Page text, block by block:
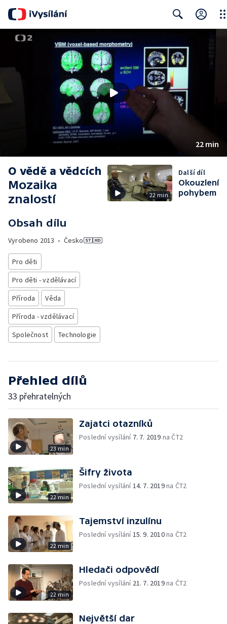
22 min
O vědě a vědcích
Mozaika
znalostí
Obsah dílu
Vyrobeno 2013 • Česko
Pro děti
Pro děti - vzdělávací
Příroda
Věda
Příroda - vzdělávací
Společnost
Technologie
22 min
Další díl
Okouzlení
pohybem
Přehled dílů
33 přehratelných
23 min
Zajatci otazníků
Poslední vysílání 7. 7. 2019 na ČT2
22 min
Šifry života
Poslední vysílání14. 7. 2019na ČT2
22 min
Tajemství inzulínu
Poslední vysílání15. 9. 2010na ČT2
22 min
Hledači odpovědí
Poslední vysílání 21. 7. 2019na ČT2
Největší dar